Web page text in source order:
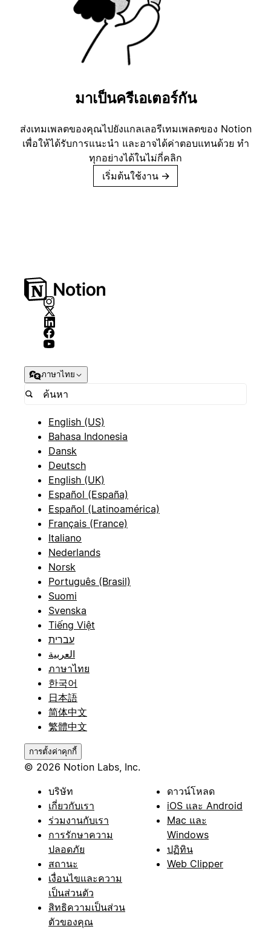
มาเป็นครีเอเตอร์กัน
ส่งเทมเพลตของคุณไปยังแกลเลอรีเทมเพลตของ Notion
เพื่อให้ได้รับการแนะนำ และอาจได้ค่าตอบแทนด้วย ทำ
ทุกอย่างได้ในไม่กี่คลิก
เริ่มต้นใช้งาน →
ภาษาไทย
English (US)
Bahasa Indonesia
Dansk
Deutsch
English (UK)
Español (España)
Español (Latinoamérica)
Français (France)
Italiano
Nederlands
Norsk
Português (Brasil)
Suomi
Svenska
Tiếng Việt
עברית
العربية
ภาษาไทย
한국어
日本語
简体中文
繁體中文
การตั้งค่าคุกกี้
© 2026 Notion Labs, Inc.
บริษัท
เกี่ยวกับเรา
ร่วมงานกับเรา
การรักษาความ
ปลอดภัย
สถานะ
เงื่อนไขและความ
เป็นส่วนตัว
สิทธิความเป็นส่วน
ตัวของคุณ
ดาวน์โหลด
iOS และ Android
Mac และ
Windows
ปฏิทิน
Web Clipper